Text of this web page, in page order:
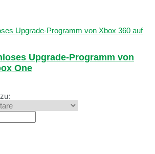
Upgrade-Programm von
One